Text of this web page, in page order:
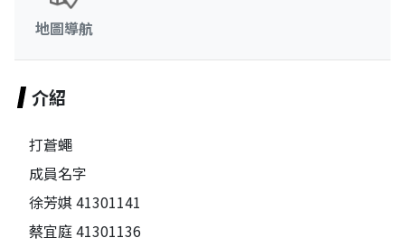
地圖導航
介紹
打蒼蠅
成員名字
徐芳娸 41301141
蔡宜庭 41301136